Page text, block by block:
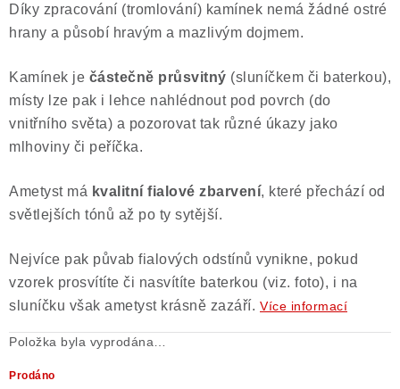
Díky zpracování (tromlování) kamínek nemá žádné ostré
hrany a působí hravým a mazlivým dojmem.
Kamínek je částečně průsvitný (sluníčkem či baterkou),
místy lze pak i lehce nahlédnout pod povrch (do
vnitřního světa) a pozorovat tak různé úkazy jako
mlhoviny či peříčka.
Ametyst má kvalitní fialové zbarvení, které přechází od
světlejších tónů až po ty sytější.
Nejvíce pak půvab fialových odstínů vynikne, pokud
vzorek prosvítíte či nasvítíte baterkou (viz. foto), i na
sluníčku však ametyst krásně zazáří. Více informací
Položka byla vyprodána…
Prodáno